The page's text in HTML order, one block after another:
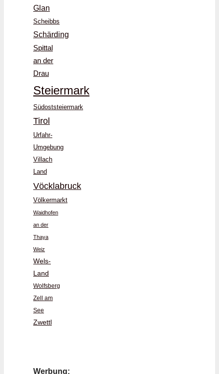
Glan
Scheibbs
Schärding
Spittal
an der
Drau
Steiermark
Südoststeiermark
Tirol
Urfahr-
Umgebung
Villach
Land
Vöcklabruck
Völkermarkt
Waidhofen
an der
Thaya
Weiz
Wels-
Land
Wolfsberg
Zell am
See
Zwettl
Werbung: